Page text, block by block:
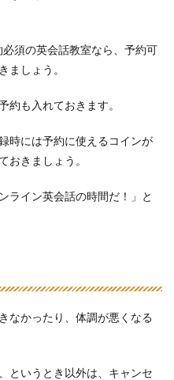
須の英会話教室なら、予約可
ましょう。
約も入れておきます。
時には予約に使えるコインが
おきましょう。
ライン英会話の時間だ！」と
なかったり、体調が悪くなる
というとき以外は、キャンセ